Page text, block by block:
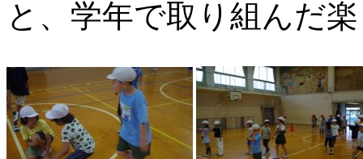
と、学年で取り組んだ